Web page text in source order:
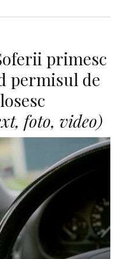
primesc
permisul de
foto, video)